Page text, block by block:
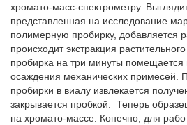
хромато-масс-спектрометру.
представленная на исследование
полимерную пробирку, добавляется
происходит экстракция
пробирка на три минуты помещается
осаждения механических примесей.
пробирки в виалу извлекается
закрывается пробкой. Теперь
на хромато-массе. Конечно, для